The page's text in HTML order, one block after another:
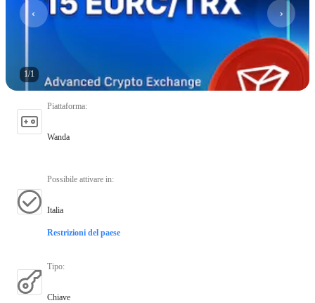
1/1
Piattaforma:
Wanda
Possibile attivare in:
Italia
Restrizioni del paese
Tipo:
Chiave